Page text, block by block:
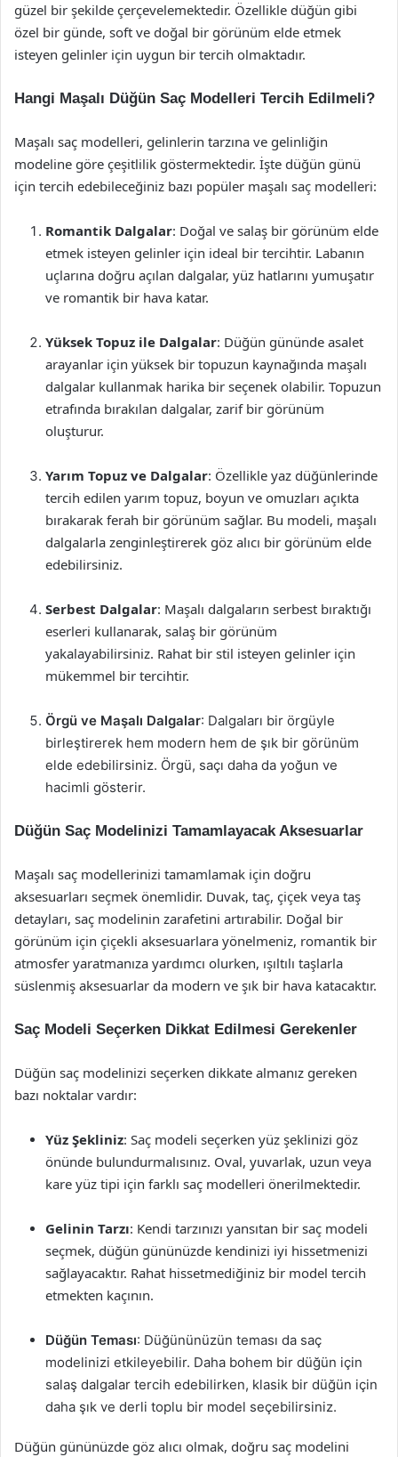
güzel bir şekilde çerçevelemektedir. Özellikle düğün gibi
özel bir günde, soft ve doğal bir görünüm elde etmek
isteyen gelinler için uygun bir tercih olmaktadır.
Hangi Maşalı Düğün Saç Modelleri Tercih Edilmeli?
Maşalı saç modelleri, gelinlerin tarzına ve gelinliğin
modeline göre çeşitlilik göstermektedir. İşte düğün günü
için tercih edebileceğiniz bazı popüler maşalı saç modelleri:
Romantik Dalgalar: Doğal ve salaş bir görünüm elde
etmek isteyen gelinler için ideal bir tercihtir. Labanın
uçlarına doğru açılan dalgalar, yüz hatlarını yumuşatır
ve romantik bir hava katar.
Yüksek Topuz ile Dalgalar: Düğün gününde asalet
arayanlar için yüksek bir topuzun kaynağında maşalı
dalgalar kullanmak harika bir seçenek olabilir. Topuzun
etrafında bırakılan dalgalar, zarif bir görünüm
oluşturur.
Yarım Topuz ve Dalgalar: Özellikle yaz düğünlerinde
tercih edilen yarım topuz, boyun ve omuzları açıkta
bırakarak ferah bir görünüm sağlar. Bu modeli, maşalı
dalgalarla zenginleştirerek göz alıcı bir görünüm elde
edebilirsiniz.
Serbest Dalgalar: Maşalı dalgaların serbest bıraktığı
eserleri kullanarak, salaş bir görünüm
yakalayabilirsiniz. Rahat bir stil isteyen gelinler için
mükemmel bir tercihtir.
Örgü ve Maşalı Dalgalar: Dalgaları bir örgüyle
birleştirerek hem modern hem de şık bir görünüm
elde edebilirsiniz. Örgü, saçı daha da yoğun ve
hacimli gösterir.
Düğün Saç Modelinizi Tamamlayacak Aksesuarlar
Maşalı saç modellerinizi tamamlamak için doğru
aksesuarları seçmek önemlidir. Duvak, taç, çiçek veya taş
detayları, saç modelinin zarafetini artırabilir. Doğal bir
görünüm için çiçekli aksesuarlara yönelmeniz, romantik bir
atmosfer yaratmanıza yardımcı olurken, ışıltılı taşlarla
süslenmiş aksesuarlar da modern ve şık bir hava katacaktır.
Saç Modeli Seçerken Dikkat Edilmesi Gerekenler
Düğün saç modelinizi seçerken dikkate almanız gereken
bazı noktalar vardır:
Yüz Şekliniz: Saç modeli seçerken yüz şeklinizi göz
önünde bulundurmalısınız. Oval, yuvarlak, uzun veya
kare yüz tipi için farklı saç modelleri önerilmektedir.
Gelinin Tarzı: Kendi tarzınızı yansıtan bir saç modeli
seçmek, düğün gününüzde kendinizi iyi hissetmenizi
sağlayacaktır. Rahat hissetmediğiniz bir model tercih
etmekten kaçının.
Düğün Teması: Düğününüzün teması da saç
modelinizi etkileyebilir. Daha bohem bir düğün için
salaş dalgalar tercih edebilirken, klasik bir düğün için
daha şık ve derli toplu bir model seçebilirsiniz.
Düğün gününüzde göz alıcı olmak, doğru saç modelini